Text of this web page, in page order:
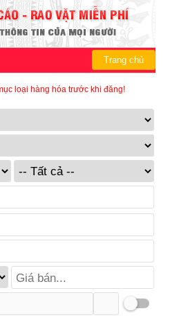
Trang chủ
loại hàng hóa trước khi đăng!